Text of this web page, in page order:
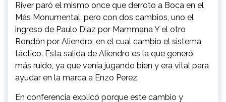
River paró el mismo once que derroto a Boca en el
Más Monumental, pero con dos cambios, uno el
ingreso de Paulo Diaz por Mammana Y el otro
Rondón por Aliendro, en el cual cambio el sistema
táctico. Esta salida de Aliendro es la que generó
más ruido, ya que venía jugando bien y era vital para
ayudar en la marca a Enzo Perez.
En conferencia explicó porque este cambio y